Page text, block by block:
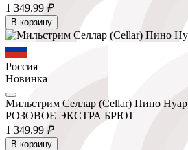
1 349.99 ₽
В корзину
Россия
Новинка
Мильстрим Селлар (Cellar) Пино Нуар
РОЗОВОЕ ЭКСТРА БРЮТ
1 349.99 ₽
В корзину